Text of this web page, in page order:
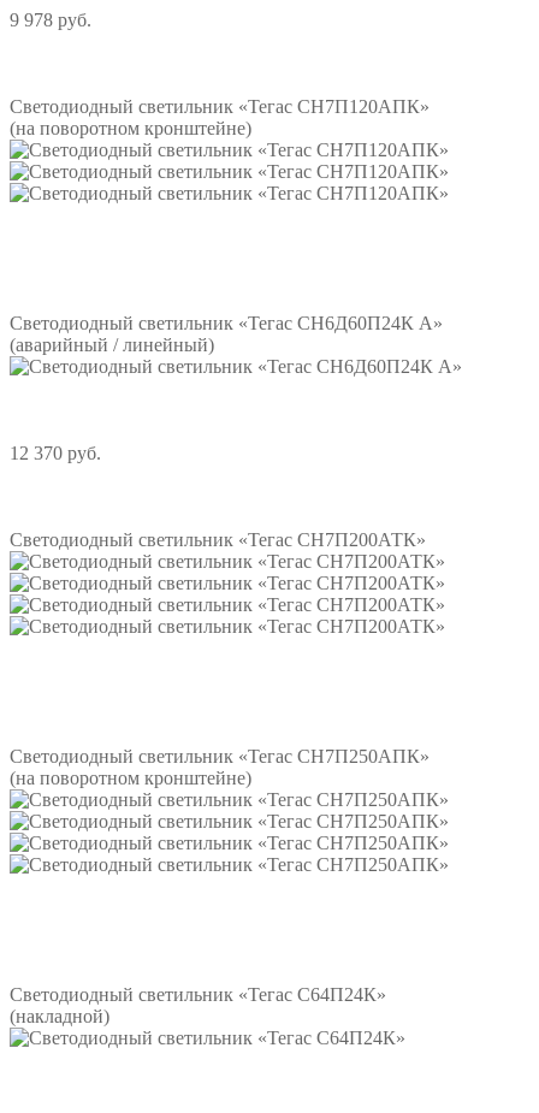
9 978 руб.
Светодиодный светильник «Тегас СН7П120АПК»
(на поворотном кронштейне)
Светодиодный светильник «Тегас СН6Д60П24К А»
(аварийный / линейный)
12 370 руб.
Светодиодный светильник «Тегас СН7П200АТК»
Светодиодный светильник «Тегас СН7П250АПК»
(на поворотном кронштейне)
Светодиодный светильник «Тегас С64П24К»
(накладной)